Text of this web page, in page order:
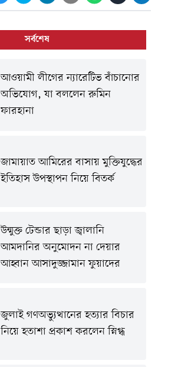
সর্বশেষ
আওয়ামী লীগের ন্যারেটিভ বাঁচানোর
অভিযোগ, যা বললেন রুমিন
ফারহানা
জামায়াত আমিরের বাসায় মুক্তিযুদ্ধের
ইতিহাস উপস্থাপন নিয়ে বিতর্ক
উন্মুক্ত টেন্ডার ছাড়া জ্বালানি
আমদানির অনুমোদন না দেয়ার
আহ্বান আসাদুজ্জামান ফুয়াদের
জুলাই গণঅভ্যুত্থানের হত্যার বিচার
নিয়ে হতাশা প্রকাশ করলেন স্নিগ্ধ